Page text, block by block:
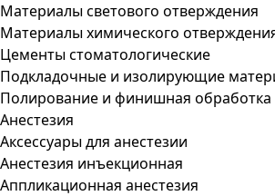
Материалы светового отверждения
Материалы химического
Цементы стоматологические
Подкладочные и изолирующие
Полирование и финишная обработка
Анестезия
Аксессуары для анестезии
Анестезия инъекционная
Аппликационная анестезия